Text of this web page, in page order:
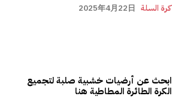
كرة السلة 2025年4月22日
ابحث عن أرضيات خشبية صلبة لتجميع
الكرة الطائرة المطاطية هنا